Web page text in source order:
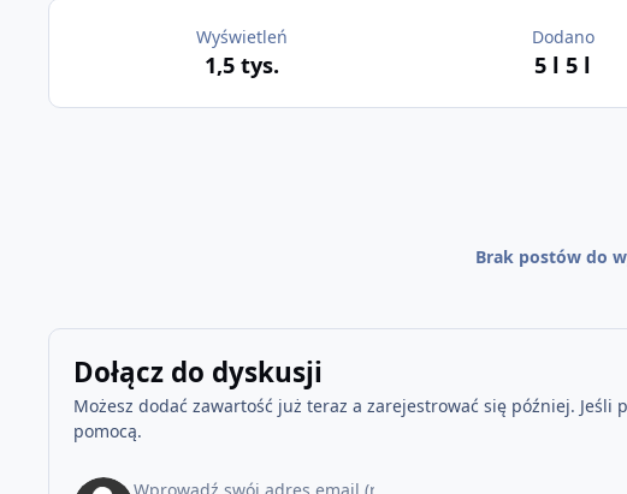
Wyświetleń
1,5 tys.
Dodano
5 l5 l
Brak postów do
Dołącz do dyskusji
Możesz dodać zawartość już teraz a zarejestrować się później. Jeśli
pomocą.